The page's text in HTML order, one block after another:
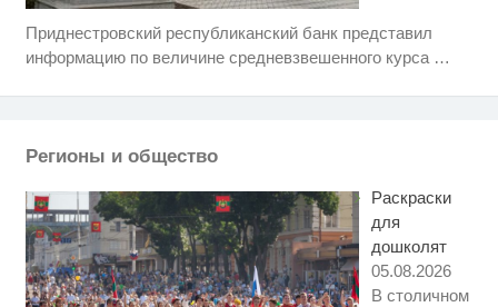
Приднестровский республиканский банк представил
информацию по величине средневзвешенного курса …
Регионы и общество
Раскраски
для
дошколят
05.08.2026
В столичном
i
Этот танец невесты оставит вас
Ржу не переставая, это видео
Ролик из Омска: вы будете